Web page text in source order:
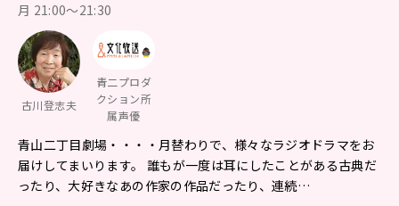
月 21:00～21:30
古川登志夫
青二プロダ
クション所
属声優
青山二丁目劇場・・・・月替わりで、様々なラジオドラマをお
届けしてまいります。 誰もが一度は耳にしたことがある古典だ
ったり、大好きなあの作家の作品だったり、連続…